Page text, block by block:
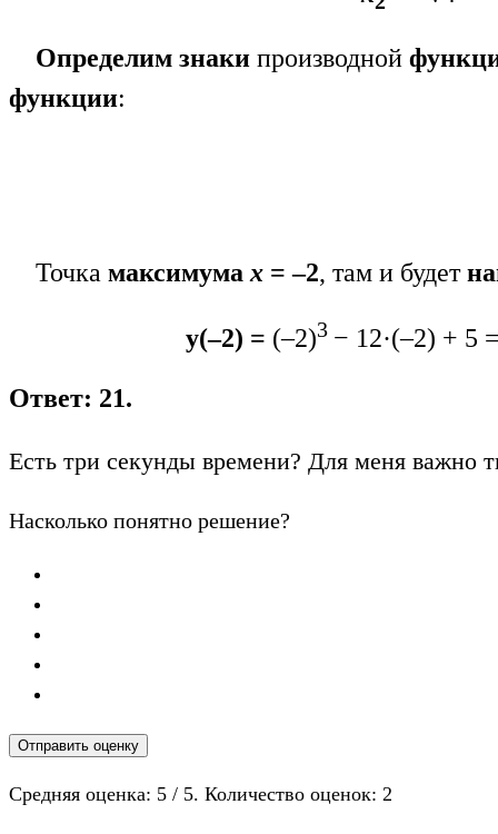
Определим знаки производной
функции:
Точка максимума х = –2, там и будет
y(–2) = (–2)3 − 12·(–2) + 5
Ответ: 21.
Есть три секунды времени? Для меня важно
Насколько понятно решение?
Отправить оценку
Средняя оценка: 5 / 5. Количество оценок: 2